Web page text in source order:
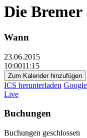
Die
Wann
23.06.2015
10:0011:15
Zum Kalender hinzufügen
ICS herunterladen
Live
Buchungen
Buchungen geschlossen